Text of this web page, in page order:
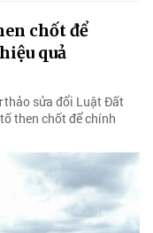
chốt để
quả
thảo sửa đổi Luật Đất
then chốt để chính